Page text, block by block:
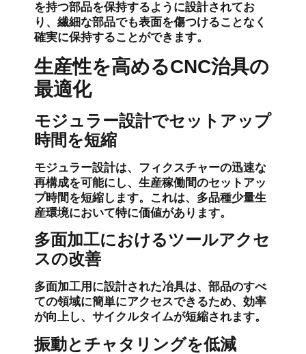
を持つ部品を保持するように設計されてお
り、繊細な部品でも表面を傷つけることなく
確実に保持することができます。
生産性を高めるCNC治具の
最適化
モジュラー設計でセットアップ
時間を短縮
モジュラー設計は、フィクスチャーの迅速な
再構成を可能にし、生産稼働間のセットアッ
プ時間を短縮します。これは、多品種少量生
産環境において特に価値があります。
多面加工におけるツールアクセ
スの改善
多面加工用に設計された冶具は、部品のすべ
ての領域に簡単にアクセスできるため、効率
が向上し、サイクルタイムが短縮されます。
振動とチャタリングを低減